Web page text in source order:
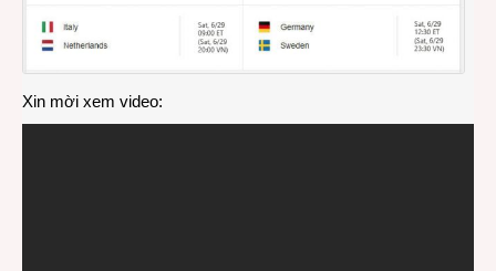
Xin mời xem video: